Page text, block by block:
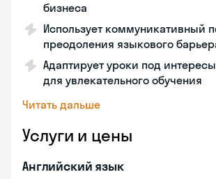
бизнеса
Использует коммуникативный
преодоления языкового
Адаптирует уроки под
для увлекательного обучения
Читать дальше
Услуги и цены
Английский язык